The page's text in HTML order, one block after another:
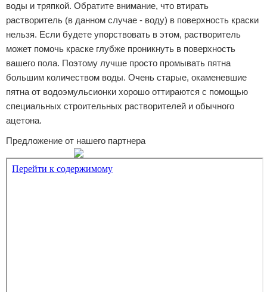
воды и тряпкой. Обратите внимание, что втирать
растворитель (в данном случае - воду) в поверхность краски
нельзя. Если будете упорствовать в этом, растворитель
может помочь краске глубже проникнуть в поверхность
вашего пола. Поэтому лучше просто промывать пятна
большим количеством воды. Очень старые, окаменевшие
пятна от водоэмульсионки хорошо оттираются с помощью
специальных строительных растворителей и обычного
ацетона.
Предложение от нашего партнера